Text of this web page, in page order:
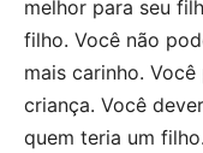
melhor para seu
filho. Você não
mais carinho.
criança. Você
quem teria um